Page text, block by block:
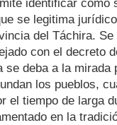
identificar cómo
se legitima
del Táchira.
con el decreto
se deba a la
los pueblos,
el tiempo de larga
en la